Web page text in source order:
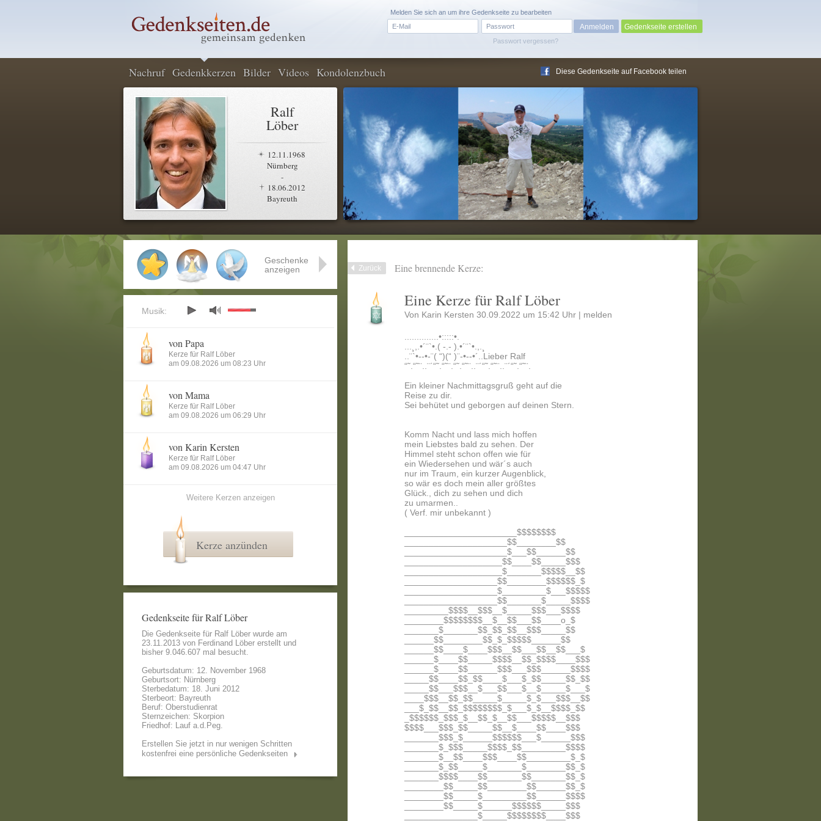
Passwort vergessen?
Melden Sie sich an um ihre Gedenkseite zu bearbeiten
Gedenkseite erstellen
Nachruf Gedenkkerzen Bilder Videos Kondolenzbuch Diese Gedenkseite auf Facebook teilen
Ralf
Löber
12.11.1968
Nürnberg
-
18.06.2012
Bayreuth
Zurück Eine brennende Kerze:
Eine Kerze für Ralf Löber
Von Karin Kersten 30.09.2022 um 15:42 Uhr | melden
..............•:::::•.
...¸,.•´¨`•.( -.- ).•´¨`•.,.¸
..¨`•--•-¨( “)(“ )¨-•--•´..Lieber Ralf
“˜.“˜¨..¨´“˜.“˜¨.“˜.“˜¨..¨´“˜.“˜¨..¨´“˜.“˜¨.
Ein kleiner Nachmittagsgruß geht auf die
Reise zu dir.
Sei behütet und geborgen auf deinen Stern.
Komm Nacht und lass mich hoffen
mein Liebstes bald zu sehen. Der
Himmel steht schon offen wie für
ein Wiedersehen und wär´s auch
nur im Traum, ein kurzer Augenblick,
so wär es doch mein aller größtes
Glück., dich zu sehen und dich
zu umarmen..
( Verf. mir unbekannt )
_______________________$$$$$$$$
_____________________$$________$$
_____________________$___$$______$$
____________________$$____$$_____$$$
____________________$_______$$$$$__$$
___________________$$________$$$$$$_$
___________________$_________$___$$$$$
___________________$$_______$_____$$$$
_________$$$$__$$$__$_____$$$___$$$$
________$$$$$$$$__$__$$___$$____o_$
_______$_______$$_$$_$$__$$$_____$$
______$$________$$_$_$$$$$______$$
______$$____$____$$$__$$___$$__$$___$
______$____$$_____$$$$__$$_$$$$____$$$
______$____$$______$$$___$$$______$$$$
_____$$____$$_$$____$___$_$$_____$$_$$
_____$$___$$$__$___$$___$__$_____$___$
____$$$__$$_$$_____$_____$_$___$$$__$$
___$_$$__$$_$$$$$$$$_$___$_$__$$$$_$$
_$$$$$$_$$$_$__$$_$__$$___$$$$$__$$$
$$$$___$$$_$$_____$$__$____$$____$$$
_______$$$_$______$$$$$$___$______$$$
_______$_$$$_____$$$$_$$_________$$$$
_______$__$$____$$$____$$_________$_$
_______$_$$_____$_______$________$$_$
_______$$$$____$$_______$$_______$$_$
________$$_____$$________$$______$$_$
________$$_____$_________$$______$$$$
________$$_____$______$$$$$$_____$$$
_______________$_____$$$$$$$$____$$$
Geschenke
anzeigen
Musik:
von Papa
Kerze für Ralf Löber
am 09.08.2026 um 08:23 Uhr
von Mama
Kerze für Ralf Löber
am 09.08.2026 um 06:29 Uhr
von Karin Kersten
Kerze für Ralf Löber
am 09.08.2026 um 04:47 Uhr
Weitere Kerzen anzeigen
Kerze anzünden
Gedenkseite für Ralf Löber
Die Gedenkseite für Ralf Löber wurde am
23.11.2013 von Ferdinand Löber erstellt und
bisher 9.046.607 mal besucht.
Geburtsdatum: 12. November 1968
Geburtsort: Nürnberg
Sterbedatum: 18. Juni 2012
Sterbeort: Bayreuth
Beruf: Oberstudienrat
Sternzeichen: Skorpion
Friedhof: Lauf a.d.Peg.
Erstellen Sie jetzt in nur wenigen Schritten
kostenfrei eine persönliche Gedenkseiten